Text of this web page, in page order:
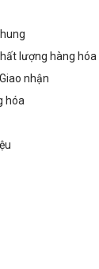
lượng hàng hóa
nhận
hóa